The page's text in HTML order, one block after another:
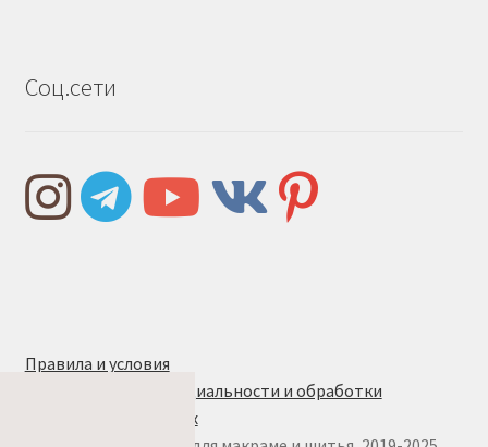
Соц.сети
Правила и условия
Политика конфиденциальности и обработки
персональных данных